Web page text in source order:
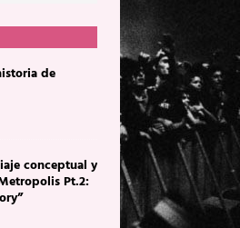
de
conceptual y
Pt.2: